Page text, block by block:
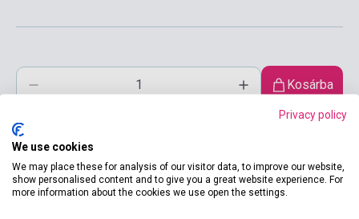
Kosárba
Privacy policy
We use cookies
We may place these for analysis of our visitor data, to improve our website,
show personalised content and to give you a great website experience. For
more information about the cookies we use open the settings.